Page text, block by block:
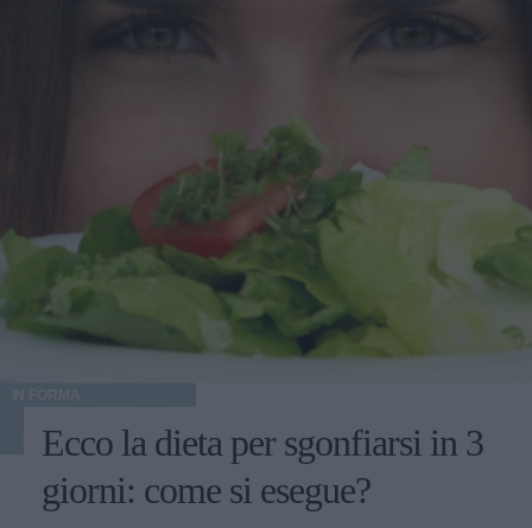
Ecco la dieta per sgonfiarsi in 3
giorni: come si esegue?